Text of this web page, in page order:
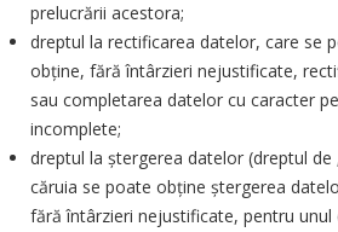
prelucrării acestora;
dreptul la rectificarea datelor, care se
obține, fără întârzieri nejustificate,
sau completarea datelor cu caracter
incomplete;
dreptul la ștergerea datelor (dreptul de
căruia se poate obține ștergerea
fără întârzieri nejustificate, pentru